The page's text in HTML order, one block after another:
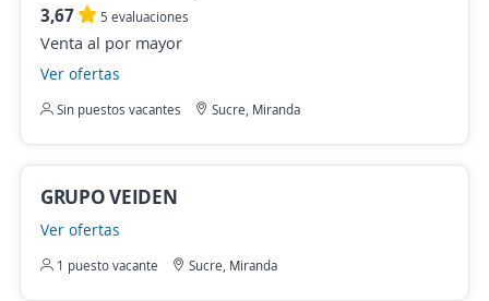
3,67 5 evaluaciones
Venta al por mayor
Ver ofertas
Sin puestos vacantes Sucre, Miranda
GRUPO VEIDEN
Ver ofertas
1 puesto vacante Sucre, Miranda